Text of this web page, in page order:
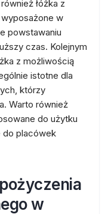
łóżka z
w
powstawaniu
czas. Kolejnym
z możliwością
istotne dla
którzy
Warto również
do użytku
do placówek
w